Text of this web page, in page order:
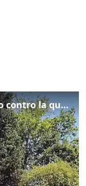
Lo schianto dell’ultraleggero contro la quercia: cosa è successo a Rivarotta